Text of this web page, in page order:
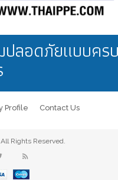
ปลอดภัยแบบคร
Profile Contact Us
Rights Reserved.